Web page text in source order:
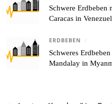
Schwere Erdbeben
Caracas in
ERDBEBEN /
Schweres
Mandalay in